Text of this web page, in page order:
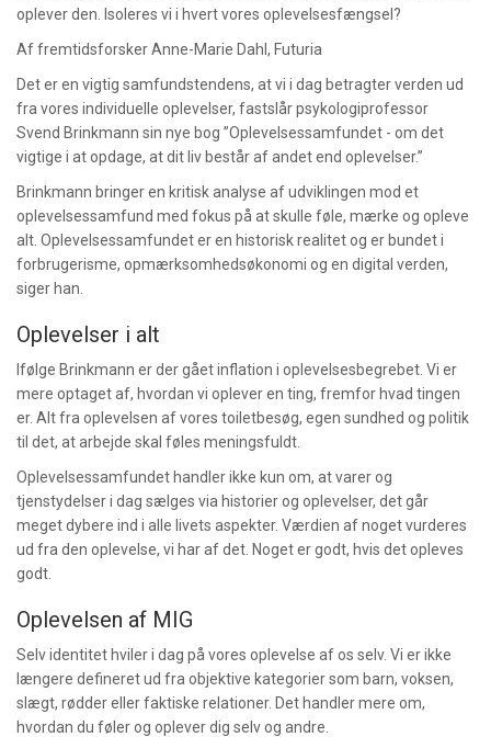
oplever den. Isoleres vi i hvert vores oplevelsesfængsel?
Af fremtidsforsker Anne-Marie Dahl, Futuria
Det er en vigtig samfundstendens, at vi i dag betragter verden ud
fra vores individuelle oplevelser, fastslår psykologiprofessor
Svend Brinkmann sin nye bog ”Oplevelsessamfundet - om det
vigtige i at opdage, at dit liv består af andet end oplevelser.”
Brinkmann bringer en kritisk analyse af udviklingen mod et
oplevelsessamfund med fokus på at skulle føle, mærke og opleve
alt. Oplevelsessamfundet er en historisk realitet og er bundet i
forbrugerisme, opmærksomhedsøkonomi og en digital verden,
siger han.
Oplevelser i alt
Ifølge Brinkmann er der gået inflation i oplevelsesbegrebet. Vi er
mere optaget af, hvordan vi oplever en ting, fremfor hvad tingen
er. Alt fra oplevelsen af vores toiletbesøg, egen sundhed og politik
til det, at arbejde skal føles meningsfuldt.
Oplevelsessamfundet handler ikke kun om, at varer og
tjenstydelser i dag sælges via historier og oplevelser, det går
meget dybere ind i alle livets aspekter. Værdien af noget vurderes
ud fra den oplevelse, vi har af det. Noget er godt, hvis det opleves
godt.
Oplevelsen af MIG
Selv identitet hviler i dag på vores oplevelse af os selv. Vi er ikke
længere defineret ud fra objektive kategorier som barn, voksen,
slægt, rødder eller faktiske relationer. Det handler mere om,
hvordan du føler og oplever dig selv og andre.